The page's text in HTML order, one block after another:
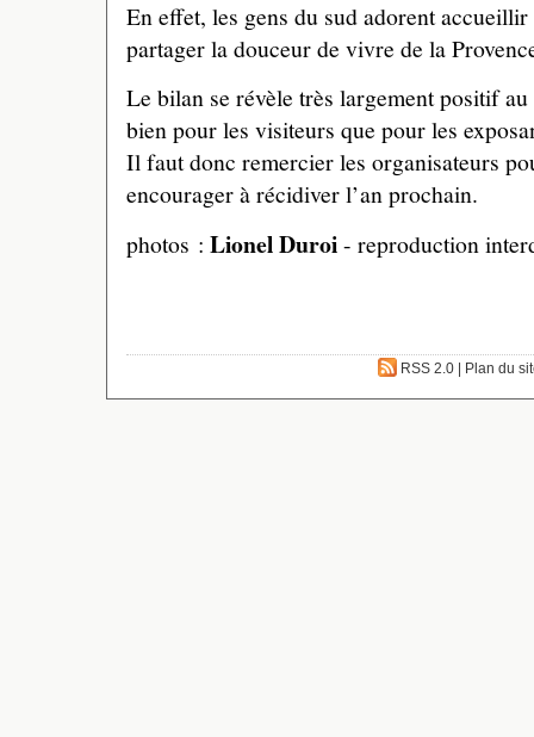
En effet, les gens du sud adorent
partager la douceur de vivre de la
Le bilan se révèle très largement positif
bien pour les visiteurs que pour les
Il faut donc remercier les organisateurs
encourager à récidiver l’an prochain.
photos : Lionel Duroi- reproduction
RSS 2.0 | Plan du